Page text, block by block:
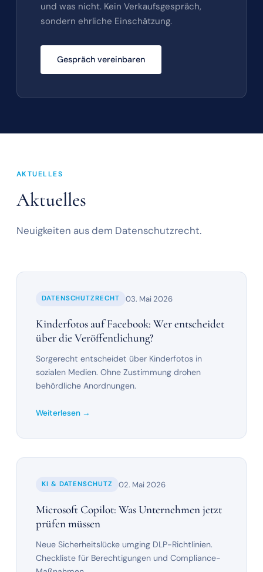
und was nicht. Kein Verkaufsgespräch,
sondern ehrliche Einschätzung.
Gespräch vereinbaren
AKTUELLES
Aktuelles
Neuigkeiten aus dem Datenschutzrecht.
DATENSCHUTZRECHT 03. Mai 2026
Kinderfotos auf Facebook: Wer entscheidet
über die Veröffentlichung?
Sorgerecht entscheidet über Kinderfotos in
sozialen Medien. Ohne Zustimmung drohen
behördliche Anordnungen.
Weiterlesen →
KI & DATENSCHUTZ 02. Mai 2026
Microsoft Copilot: Was Unternehmen jetzt
prüfen müssen
Neue Sicherheitslücke umging DLP-Richtlinien.
Checkliste für Berechtigungen und Compliance-